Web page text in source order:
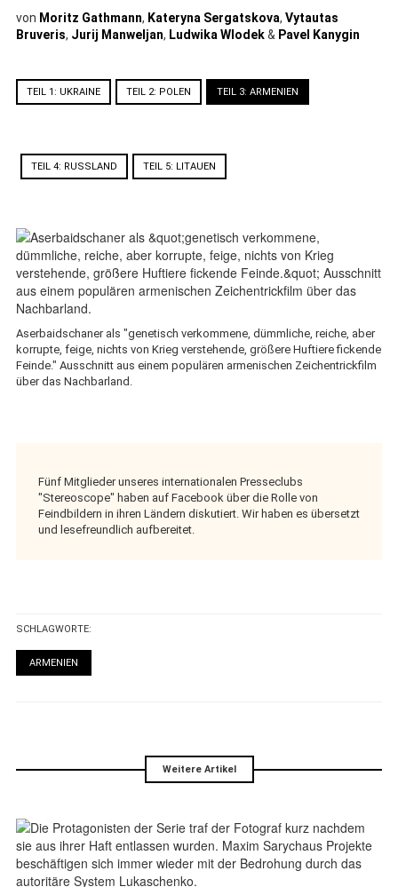
von Moritz Gathmann, Kateryna Sergatskova, Vytautas
Bruveris, Jurij Manweljan, Ludwika Wlodek& Pavel Kanygin
TEIL 1: UKRAINE TEIL 2: POLEN TEIL 3: ARMENIEN
TEIL 4: RUSSLAND TEIL 5: LITAUEN
Aserbaidschaner als "genetisch verkommene, dümmliche, reiche, aber
korrupte, feige, nichts von Krieg verstehende, größere Huftiere fickende
Feinde." Ausschnitt aus einem populären armenischen Zeichentrickfilm
über das Nachbarland.
Fünf Mitglieder unseres internationalen Presseclubs
"Stereoscope" haben auf Facebook über die Rolle von
Feindbildern in ihren Ländern diskutiert. Wir haben es übersetzt
und lesefreundlich aufbereitet.
SCHLAGWORTE:
ARMENIEN
Weitere Artikel